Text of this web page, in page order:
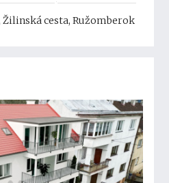
Žilinská cesta, Ružomberok